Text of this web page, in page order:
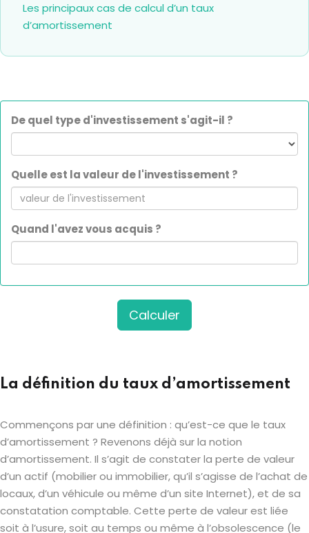
Les principaux cas de calcul d’un taux
d’amortissement
De quel type d'investissement s'agit-il ?
Quelle est la valeur de l'investissement ?
Quand l'avez vous acquis ?
Calculer
La définition du taux d’amortissement
Commençons par une définition : qu’est-ce que le taux
d’amortissement ? Revenons déjà sur la notion
d’amortissement. Il s’agit de constater la perte de valeur
d’un actif (mobilier ou immobilier, qu’il s’agisse de l’achat de
locaux, d’un véhicule ou même d’un site Internet), et de sa
constatation comptable. Cette perte de valeur est liée
soit à l’usure, soit au temps ou même à l’obsolescence (le